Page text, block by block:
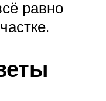
равно